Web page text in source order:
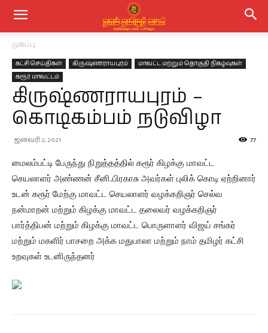
முகப்பு
கட்சி செய்திகள் கிருஷ்ணராயபுரம்
மாவட்ட மற்றும் தொகுதி நிகழ்வுகள்
கரூர் மாவட்டம்
கிருஷ்ணராயபுரம் –
கொடிகம்பம் நடுவிழா
ஜனவரி 2, 2021 77
மைலம்பட்டி பேருந்து நிறுத்தத்தில் கரூர் கிழக்கு மாவட்ட
செயலாளர் அண்ணன் சீனி.பிரகாசு அவர்கள் புலிக் கொடி ஏற்றினார்
உடன் கரூர் மேற்கு மாவட்ட செயலாளர் வழக்கறிஞர் செல்வ
நன்மாறன் மற்றும் கிழக்கு மாவட்ட தலைவர் வழக்கறிஞர்
பார்த்திபன் மற்றும் கிழக்கு மாவட்ட பொருளாளர் விஜய் சங்கர்
மற்றும் மகளிர் பாசறை அக்க மதுபாலா மற்றும் நாம் தமிழர் கட்சி
உறவுகள் உடனிருந்தனர்